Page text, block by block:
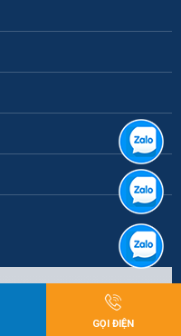
GỌI ĐIỆN